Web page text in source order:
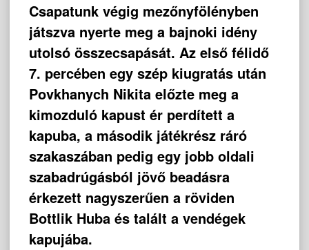
Csapatunk végig mezőnyfölényben
játszva nyerte meg a bajnoki idény
utolsó összecsapását. Az első félidő
7. percében egy szép kiugratás után
Povkhanych Nikita előzte meg a
kimozduló kapust ér perdített a
kapuba, a második játékrész ráró
szakaszában pedig egy jobb oldali
szabadrúgásból jövő beadásra
érkezett nagyszerűen a röviden
Bottlik Huba és talált a vendégek
kapujába.